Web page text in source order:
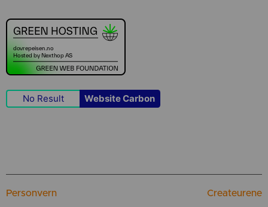
No Result Website Carbon
Personvern Createurene